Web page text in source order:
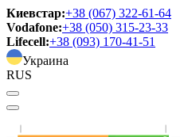
Киевстар:+38 (067) 322-61-64
Vodafone:+38 (050) 315-23-33
Lifecell:+38 (093) 170-41-51
Украина
RUS